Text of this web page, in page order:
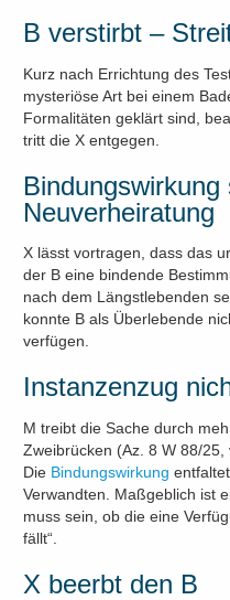
B verstirbt –
Kurz nach Errichtung des
mysteriöse Art bei einem
Formalitäten geklärt sind,
tritt die X entgegen.
Bindungswirkung
Neuverheiratung
X lässt vortragen, dass das
der B eine bindende
nach dem Längstlebenden
konnte B als Überlebende
verfügen.
Instanzenzug
M treibt die Sache durch
Zweibrücken (Az. 8 W 88/
Die Bindungswirkung
Verwandten. Maßgeblich ist
muss sein, ob die eine
fällt“.
X beerbt den B